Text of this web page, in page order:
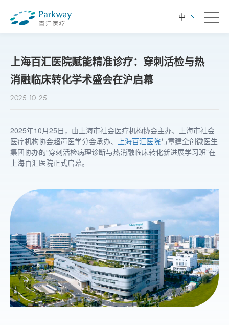
中
上海百汇医院赋能精准诊疗：穿刺活检与热
消融临床转化学术盛会在沪启幕
2025-10-25
2025年10月25日，由上海市社会医疗机构协会主办、上海市社会
医疗机构协会超声医学分会承办、
上海百汇医院与章建全创微医生
集团协办的“穿刺活检病理诊断与热消融临床转化新进展学习班”在
上海百汇医院正式启幕。